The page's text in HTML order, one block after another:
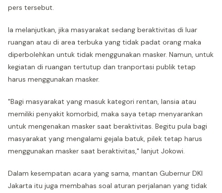
pers tersebut.
Ia melanjutkan, jika masyarakat sedang beraktivitas di luar
ruangan atau di area terbuka yang tidak padat orang maka
diperbolehkan untuk tidak menggunakan masker. Namun, untuk
kegiatan di ruangan tertutup dan tranportasi publik tetap
harus menggunakan masker.
"Bagi masyarakat yang masuk kategori rentan, lansia atau
memiliki penyakit komorbid, maka saya tetap menyarankan
untuk mengenakan masker saat beraktivitas. Begitu pula bagi
masyarakat yang mengalami gejala batuk, pilek tetap harus
menggunakan masker saat beraktivitas," lanjut Jokowi.
Dalam kesempatan acara yang sama, mantan Gubernur DKI
Jakarta itu juga membahas soal aturan perjalanan yang tidak